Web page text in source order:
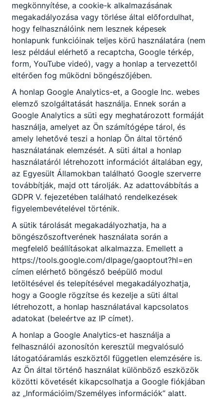
szakrendelőkben, gondozókban, orvos irányítása
mellett, önállóan vagy vele együttműködve végzi
a munkáját. Elősegíti és biztosítja a betegellátás,
gondozás feltételeit, asszisztál a
beavatkozásoknál, segédkezik a műszeres és
ﬁzikális vizsgálatok végzésében.
A gyógyszertári asszisztens pedig a
gyógyszerellátás területén foglalkoztatott
egészségügyi szakember, aki a gyógyszerész
irányítása mellett vesz részt az ellátásban.
Az egészségügyi asszisztens szakma ajánlott
minden olyan fiatal számára, aki jó verbális
képességgel rendelkezik, könnyen teremt
kapcsolatot, fontos számára a mások iránti
felelősségvállalás és segítségnyújtás, valamint
érdeklődik a fejlett egészségügyi technológiák
iránt.
KOMPETENCIAELVÁRÁS
Precizitás, jó állóképesség, magas fokú
szervezőkészség, gyors döntésképesség, kiváló
konﬂiktusmegoldó készség, gyakorlatias
feladatértelmezés, rendszerező képesség,
problémaelemzés és -megoldás, gyors
hibaelhárítás, intenzív munkavégzés, műszaki
A SZAKKÉPZETTSÉGGEL RENDELKEZŐ
AZ EGÉSZSÉGÜGYI ASSZISZTENS
SZAKKÉPZETTSÉGGEL RENDELKEZŐ
megkönnyítése, a cookie-k alkalmazásának
megakadályozása vagy törlése által előfordulhat,
hogy felhasználóink nem lesznek képesek
honlapunk funkcióinak teljes körű használatára (nem
lesz például elérhető a recaptcha, Google térkép,
form, YouTube videó), vagy a honlap a tervezettől
eltérően fog működni böngészőjében.
A honlap Google Analytics-et, a Google Inc. webes
elemző szolgáltatását használja. Ennek során a
Google Analytics a süti egy meghatározott formáját
használja, amelyet az Ön számítógépe tárol, és
amely lehetővé teszi a honlap Ön által történő
használatának elemzését. A süti által a honlap
használatáról létrehozott információt általában egy,
az Egyesült Államokban található Google szerverre
továbbítják, majd ott tárolják. Az adattovábbítás a
GDPR V. fejezetében található rendelkezések
figyelembevételével történik.
A sütik tárolását megakadályozhatja, ha a
böngészőszoftverének használata során a
megfelelő beállításokat alkalmazza. Emellett a
https://tools.google.com/dlpage/gaoptout?hl=en
címen elérhető böngésző beépülő modul
letöltésével és telepítésével megakadályozhatja,
hogy a Google rögzítse és kezelje a süti által
létrehozott, a honlap használatával kapcsolatos
adatokat (beleértve az IP címet).
A honlap a Google Analytics-et használja a
felhasználói azonosítón keresztül megvalósuló
látogatóáramlás eszköztől független elemzésére is.
Az Ön által történő használat különböző eszközök
közötti követését kikapcsolhatja a Google fiókjában
az „Információim/Személyes információk” alatt.